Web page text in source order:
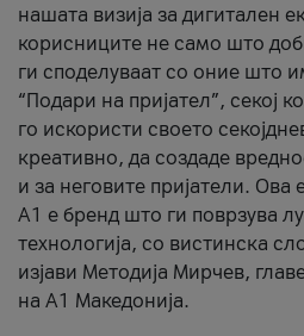
нашата визија за дигитален
корисниците не само што
ги споделуваат со оние што
“Подари на пријател”, секој
го искористи своето
креативно, да создаде
и за неговите пријатели. Ова
А1 е бренд што ги поврзува
технологија, со вистинска
изјави Методија Мирчев,
на А1 Македонија.